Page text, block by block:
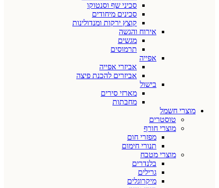
סכיני שף וסנטוקו
סכינים מיחודים
קוצץ ירקות ומנדולינות
אירוח והגשה
מגשים
תרמוסים
אפייה
אביזרי אפייה
אביזרים להכנת פיצה
בישול
מארזי סירים
מחבתות
מוצרי חשמל
טוסטרים
מוצרי חורף
מפזרי חום
תנורי חימום
מוצרי מטבח
בלנדרים
גרילים
מיקרוגלים